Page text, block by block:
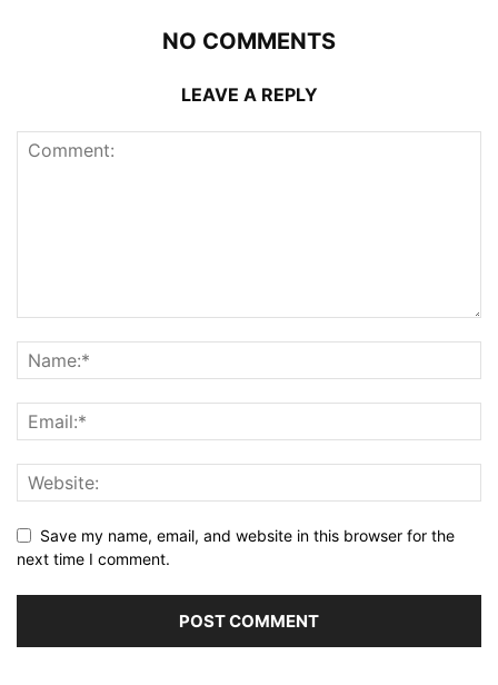
NO COMMENTS
LEAVE A REPLY
Save my name, email, and website in this browser for the
next time I comment.